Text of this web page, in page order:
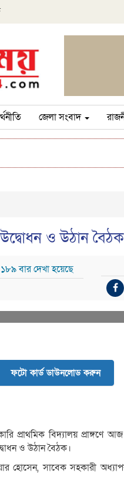
জেলা সংবাদ
উদ্বোধন ও উঠান
বার দেখা হয়েছে
ফটো কার্ড ডাউনলোড করুন
প্রাথমিক বিদ্যালয়
ও উঠান বৈঠক।
হোসেন, সাবেক সহকারী